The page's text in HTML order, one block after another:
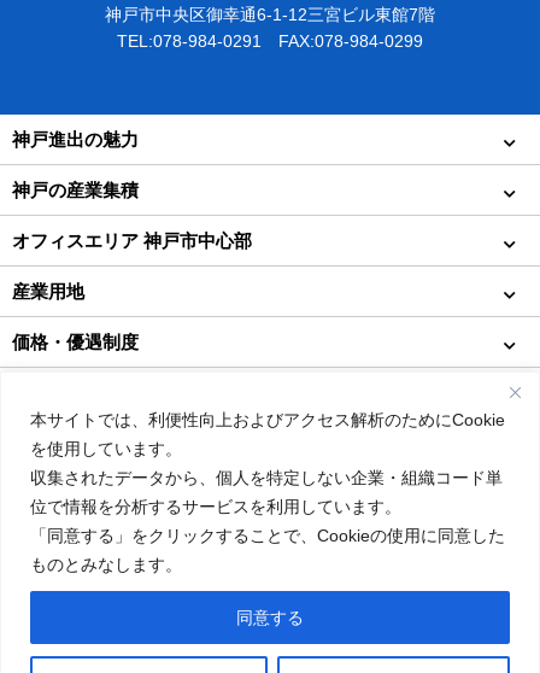
本サイトでは、利便性向上およびアクセス解析のためにCookie
を使用しています。
収集されたデータから、個人を特定しない企業・組織コード単
位で情報を分析するサービスを利用しています。
「同意する」をクリックすることで、Cookieの使用に同意した
ものとみなします。
同意する
神戸市中央区御幸通6-1-12三宮ビル東館7階
TEL:078-984-0291 FAX:078-984-0299
神戸進出の魅力
神戸の産業集積
オフィスエリア 神戸市中心部
産業用地
価格・優遇制度
コラム
About us
その他
Copyright © City of Kobe. All rights reserved.